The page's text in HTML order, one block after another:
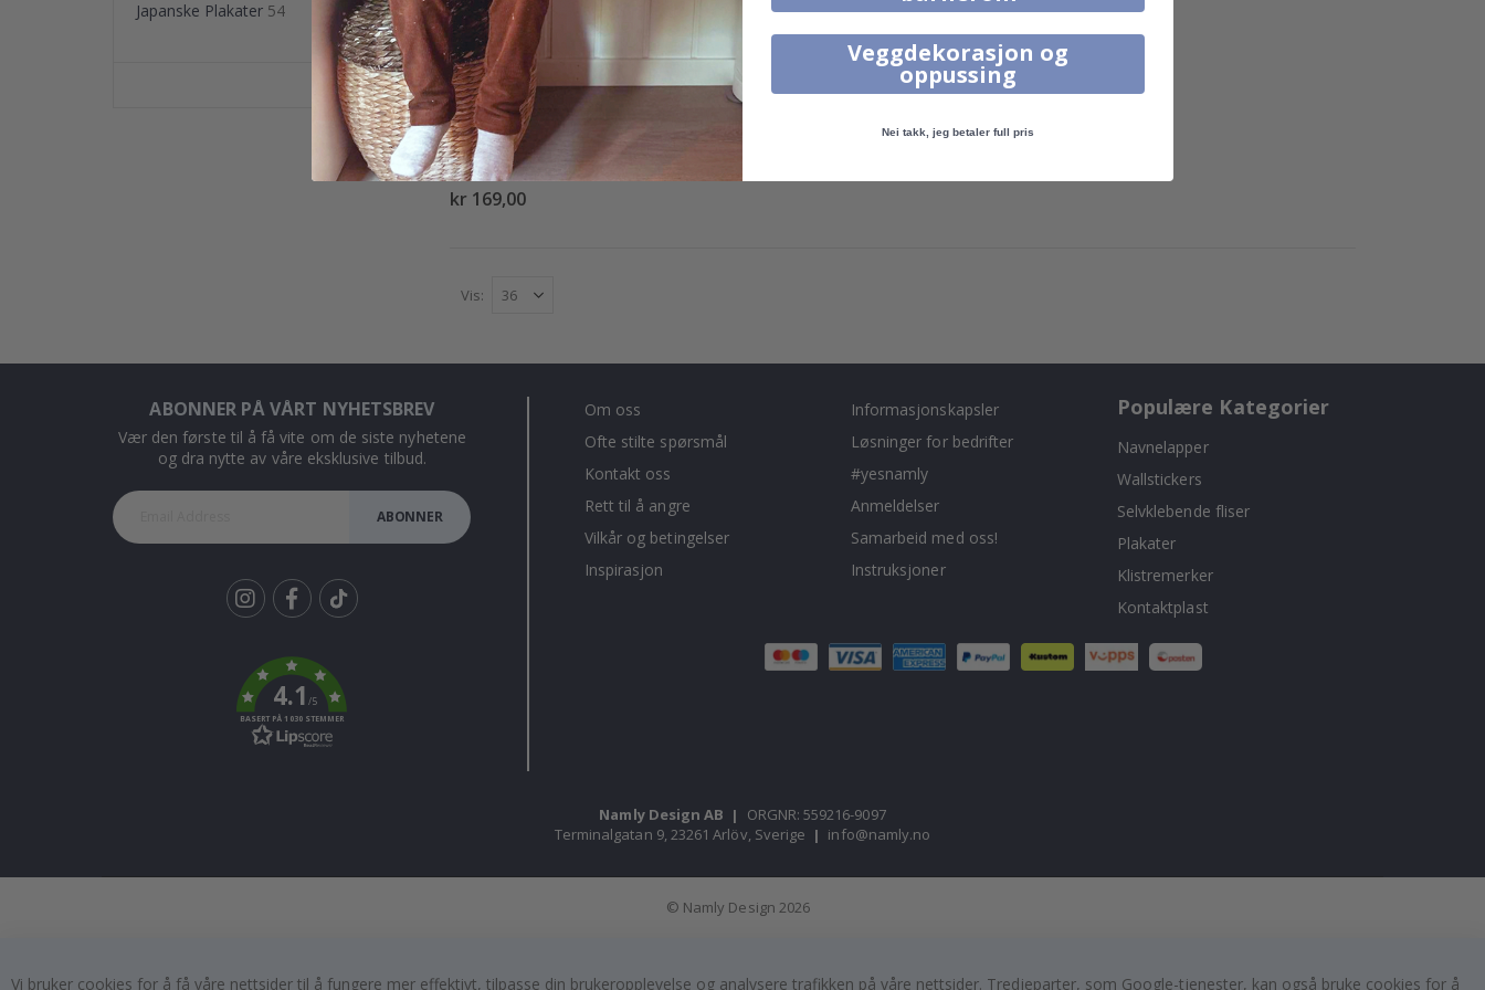
POSTER - Mor og to barn / Stil
#2
kr 169,00
Vis
Japanske Plakater 54
ABONNER PÅ VÅRT NYHETSBREV
Vær den første til å få vite om de siste nyhetene
og dra nytte av våre eksklusive tilbud.
ABONNER
k
4.1/5
BASERT PÅ 1030 STEMMER
Om oss
Ofte stilte spørsmål
Kontakt oss
Rett til å angre
Vilkår og betingelser
Inspirasjon
Informasjonskapsler
Løsninger for bedrifter
#yesnamly
Anmeldelser
Samarbeid med oss!
Instruksjoner
Populære Kategorier
Navnelapper
Wallstickers
Selvklebende fliser
Plakater
Klistremerker
Kontaktplast
Namly Design AB |
ORGNR: 559216-9097
Terminalgatan 9, 23261 Arlöv, Sverige | info@namly.no
© Namly Design 2026
Vi bruker cookies for å få våre nettsider til å fungere mer effektivt, tilpasse din brukeropplevelse og analysere trafikken på våre nettsider. Tredjeparter, som Google-tjenester, kan også bruke cookies for å
Veggdekorasjon og
oppussing
Nei takk, jeg betaler full pris